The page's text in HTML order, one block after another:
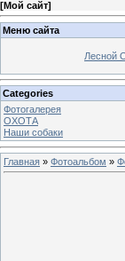
[Мой сайт]
Меню сайта
Лесной
Categories
Фотогалерея
ОХОТА
Наши собаки
Главная » Фотоальбом »